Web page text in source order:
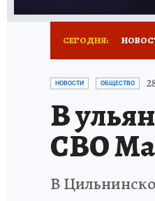
СЕГОДНЯ:
НОВОСТИ ОБЩЕСТВО
В
СВО
В